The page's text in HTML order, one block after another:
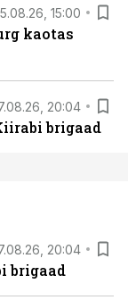
15:00
kaotas
20:04
brigaad
20:04
brigaad